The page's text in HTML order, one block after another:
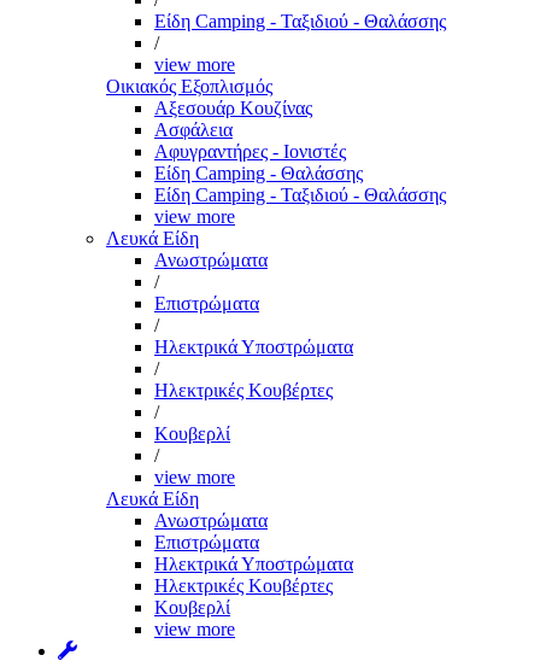
Είδη Camping - Ταξιδιού - Θαλάσσης
/
view more
Οικιακός Εξοπλισμός
Αξεσουάρ Κουζίνας
Ασφάλεια
Αφυγραντήρες - Ιονιστές
Είδη Camping - Θαλάσσης
Είδη Camping - Ταξιδιού - Θαλάσσης
view more
Λευκά Είδη
Ανωστρώματα
/
Επιστρώματα
/
Ηλεκτρικά Υποστρώματα
/
Ηλεκτρικές Κουβέρτες
/
Κουβερλί
/
view more
Λευκά Είδη
Ανωστρώματα
Επιστρώματα
Ηλεκτρικά Υποστρώματα
Ηλεκτρικές Κουβέρτες
Κουβερλί
view more